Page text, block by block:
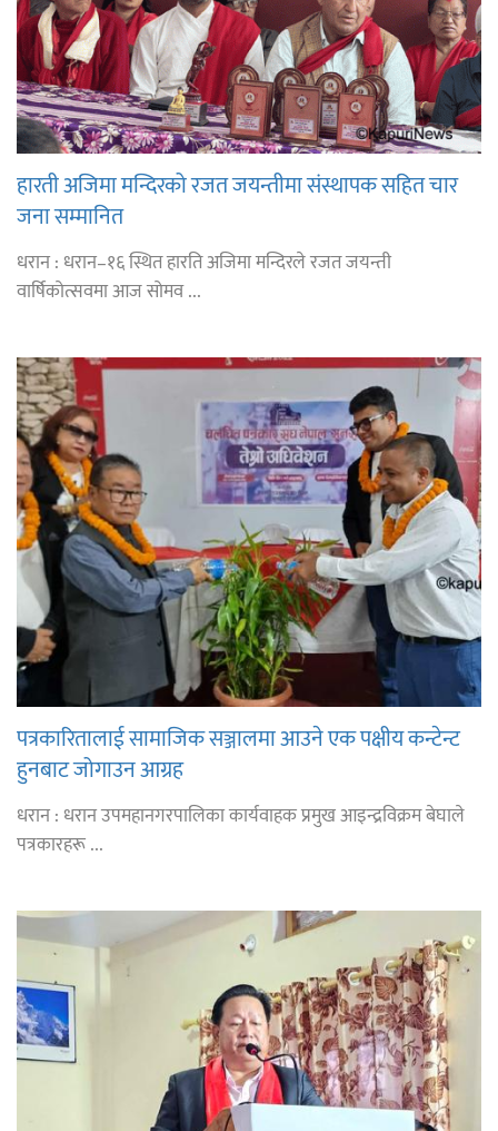
हारती अजिमा मन्दिरको रजत जयन्तीमा संस्थापक सहित चार
जना सम्मानित
धरान : धरान–१६ स्थित हारति अजिमा मन्दिरले रजत जयन्ती
वार्षिकोत्सवमा आज सोमव ...
पत्रकारितालाई सामाजिक सञ्जालमा आउने एक पक्षीय कन्टेन्ट
हुनबाट जोगाउन आग्रह
धरान : धरान उपमहानगरपालिका कार्यवाहक प्रमुख आइन्द्रविक्रम बेघाले
पत्रकारहरू ...